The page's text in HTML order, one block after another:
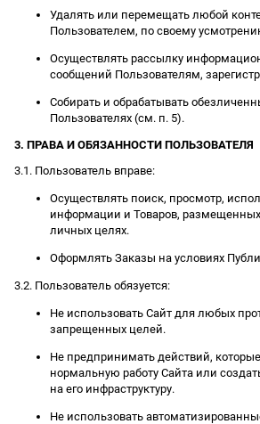
Удалять или перемещать любой
Пользователем, по своему
Осуществлять рассылку
сообщений Пользователям,
Собирать и обрабатывать
Пользователях (см. п. 5).
3. ПРАВА И ОБЯЗАННОСТИ ПОЛЬЗОВАТЕЛЯ
3.1. Пользователь вправе:
Осуществлять поиск, просмотр,
информации и Товаров,
личных целях.
Оформлять Заказы на условиях
3.2. Пользователь обязуется:
Не использовать Сайт для любых
запрещенных целей.
Не предпринимать действий,
нормальную работу Сайта или
на его инфраструктуру.
Не использовать